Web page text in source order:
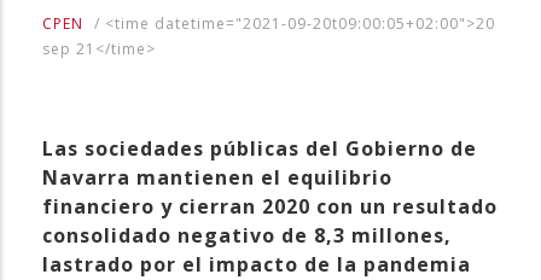
CPEN / <time datetime="2021-09-20t09:00:05+02:00">20
sep 21</time>
Las sociedades públicas del Gobierno de
Navarra mantienen el equilibrio
financiero y cierran 2020 con un resultado
consolidado negativo de 8,3 millones,
lastrado por el impacto de la pandemia